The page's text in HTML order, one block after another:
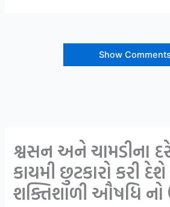
Show Comments
શ્વસન અને ચામડીના
કાયમી છુટકારો કરી
શક્તિશાળી ઔષધિ નો